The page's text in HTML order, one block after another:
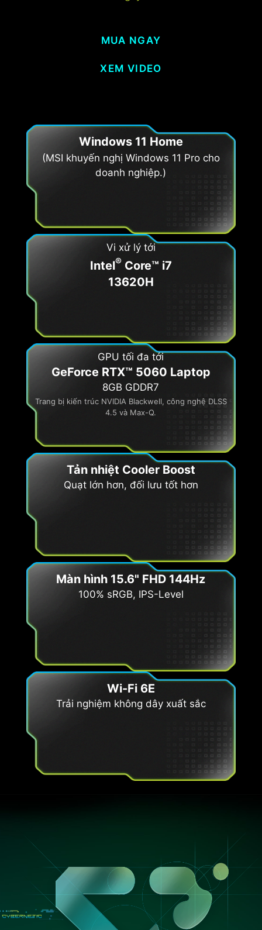
MUA NGAY
XEM VIDEO
Windows 11 Home
(MSI khuyến nghị Windows 11 Pro cho
doanh nghiệp.)
Vi xử lý tới
Intel®Core™ i7
13620H
GPU tối đa tới
GeForce RTX™ 5060 Laptop
8GB GDDR7
Trang bị kiến trúc NVIDIA Blackwell, công nghệ DLSS
4.5 và Max-Q.
Tản nhiệt Cooler Boost
Quạt lớn hơn, đối lưu tốt hơn
Màn hình 15.6" FHD 144Hz
100% sRGB, IPS-Level
Wi-Fi 6E
Trải nghiệm không dây xuất sắc